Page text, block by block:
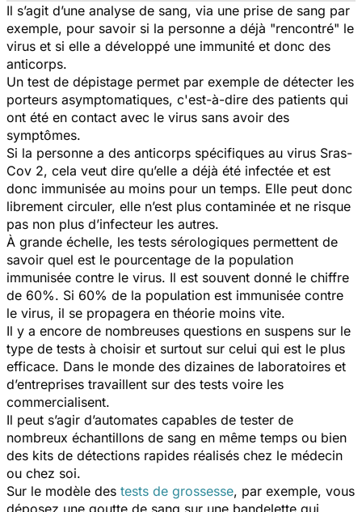
Il s’agit d’une analyse de sang, via une prise de sang par
exemple, pour savoir si la personne a déjà "rencontré" le
virus et si elle a développé une immunité et donc des
anticorps.
Un test de dépistage permet par exemple de détecter les
porteurs asymptomatiques, c'est-à-dire des patients qui
ont été en contact avec le virus sans avoir des
symptômes.
Si la personne a des anticorps spécifiques au virus Sras-
Cov 2, cela veut dire qu’elle a déjà été infectée et est
donc immunisée au moins pour un temps. Elle peut donc
librement circuler, elle n’est plus contaminée et ne risque
pas non plus d’infecteur les autres.
À grande échelle, les tests sérologiques permettent de
savoir quel est le pourcentage de la population
immunisée contre le virus. Il est souvent donné le chiffre
de 60%. Si 60% de la population est immunisée contre
le virus, il se propagera en théorie moins vite.
Il y a encore de nombreuses questions en suspens sur le
type de tests à choisir et surtout sur celui qui est le plus
efficace. Dans le monde des dizaines de laboratoires et
d’entreprises travaillent sur des tests voire les
commercialisent.
Il peut s’agir d’automates capables de tester de
nombreux échantillons de sang en même temps ou bien
des kits de détections rapides réalisés chez le médecin
ou chez soi.
Sur le modèle des tests de grossesse, par exemple, vous
déposez une goutte de sang sur une bandelette qui